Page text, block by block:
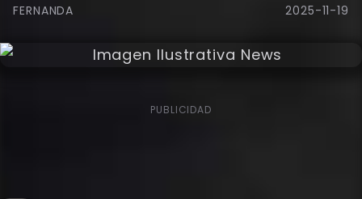
FERNANDA 2025-11-19
PUBLICIDAD